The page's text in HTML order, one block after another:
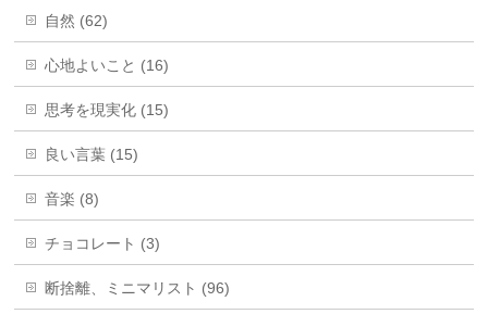
自然 (62)
心地よいこと (16)
思考を現実化 (15)
良い言葉 (15)
音楽 (8)
チョコレート (3)
断捨離、ミニマリスト (96)